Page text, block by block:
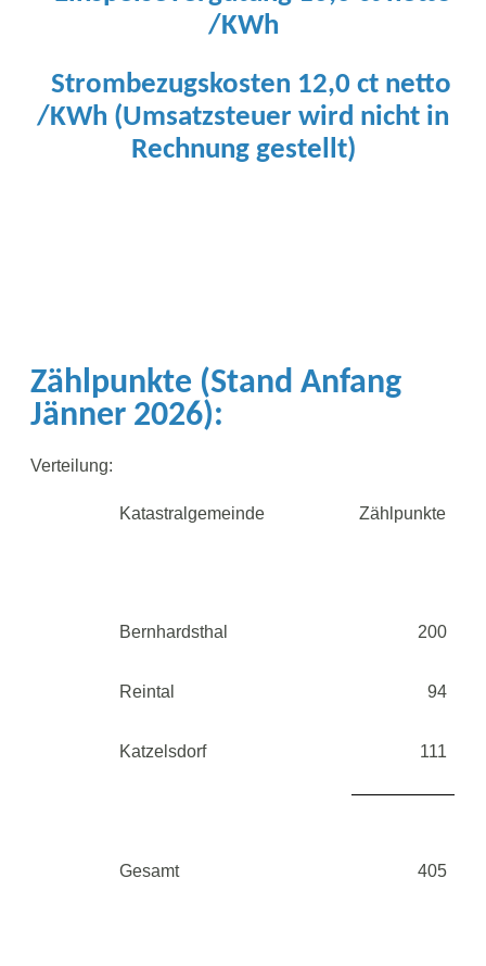
/KWh
Strombezugskosten 12,0 ct netto
/KWh (Umsatzsteuer wird nicht in
Rechnung gestellt)
Zählpunkte (Stand Anfang
Jänner 2026):
Verteilung:
Katastralgemeinde Zählpunkte
Bernhardsthal 200
Reintal 94
Katzelsdorf 111
Gesamt 405